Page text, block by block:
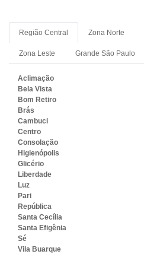
Região Central Zona Norte
Zona Leste Grande São Paulo
Aclimação
Bela Vista
Bom Retiro
Brás
Cambuci
Centro
Consolação
Higienópolis
Glicério
Liberdade
Luz
Pari
República
Santa Cecília
Santa Efigênia
Sé
Vila Buarque